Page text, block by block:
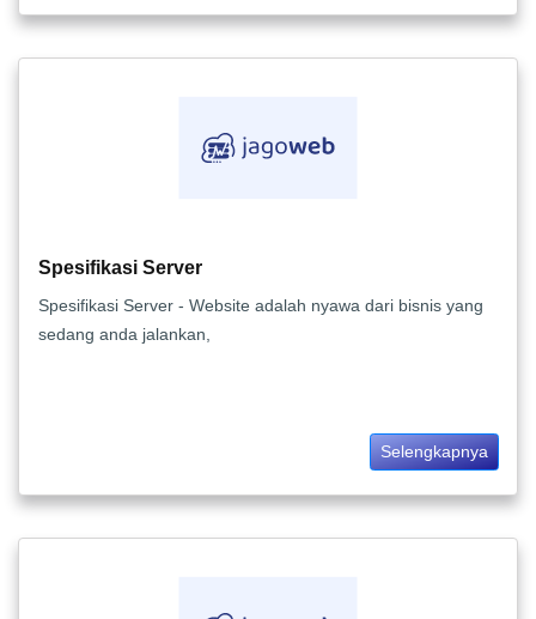
Spesifikasi Server
Spesifikasi Server - Website adalah nyawa dari bisnis yang
sedang anda jalankan,
Selengkapnya